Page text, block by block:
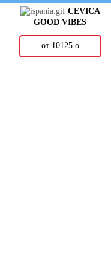
CEVICA
GOOD VIBES
от 10125 о